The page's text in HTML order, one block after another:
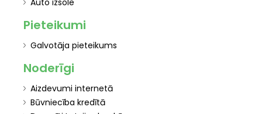
Pieteikumi
Galvotāja pieteikums
Noderīgi
Aizdevumi internetā
Būvniecība kredītā